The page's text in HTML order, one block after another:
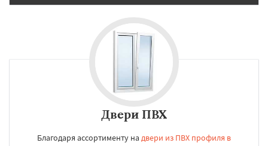
Двери ПВХ
Благодаря ассортименту на двери из ПВХ профиля в